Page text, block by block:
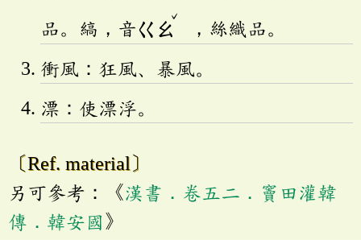
品。縞，音ㄍㄠ
ˇ
，絲織品。
衝風：狂風、暴風。
漂：使漂浮。
〔Ref. material〕
另可參考：《漢書．卷五二．竇田灌韓
傳．韓安國 》